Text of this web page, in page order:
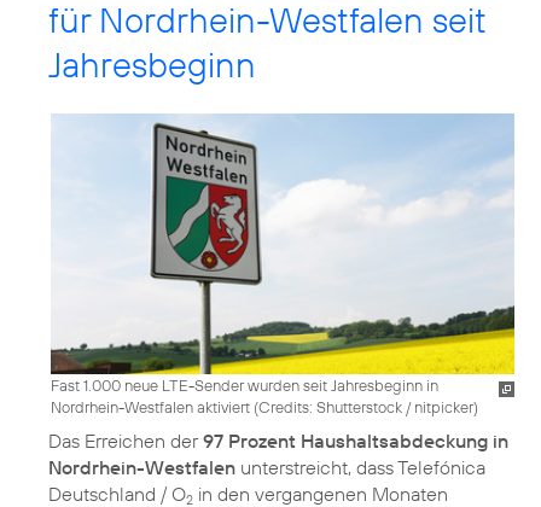
für Nordrhein-Westfalen seit
Jahresbeginn
Fast 1.000 neue LTE-Sender wurden seit Jahresbeginn in
Nordrhein-Westfalen aktiviert (Credits: Shutterstock / nitpicker)
Das Erreichen der97 Prozent Haushaltsabdeckung in
Nordrhein-Westfalen unterstreicht, dass Telefónica
Deutschland / O2 in den vergangenen Monaten